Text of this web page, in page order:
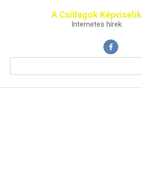
A Csillagok Képviselik
Internetes hírek
Поиск: